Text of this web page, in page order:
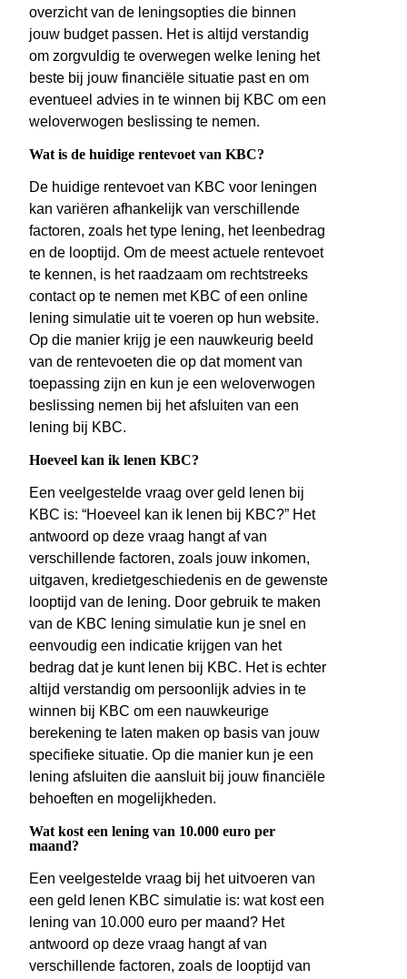
overzicht van de leningsopties die binnen
jouw budget passen. Het is altijd verstandig
om zorgvuldig te overwegen welke lening het
beste bij jouw financiële situatie past en om
eventueel advies in te winnen bij KBC om een
weloverwogen beslissing te nemen.
Wat is de huidige rentevoet van KBC?
De huidige rentevoet van KBC voor leningen
kan variëren afhankelijk van verschillende
factoren, zoals het type lening, het leenbedrag
en de looptijd. Om de meest actuele rentevoet
te kennen, is het raadzaam om rechtstreeks
contact op te nemen met KBC of een online
lening simulatie uit te voeren op hun website.
Op die manier krijg je een nauwkeurig beeld
van de rentevoeten die op dat moment van
toepassing zijn en kun je een weloverwogen
beslissing nemen bij het afsluiten van een
lening bij KBC.
Hoeveel kan ik lenen KBC?
Een veelgestelde vraag over geld lenen bij
KBC is: “Hoeveel kan ik lenen bij KBC?” Het
antwoord op deze vraag hangt af van
verschillende factoren, zoals jouw inkomen,
uitgaven, kredietgeschiedenis en de gewenste
looptijd van de lening. Door gebruik te maken
van de KBC lening simulatie kun je snel en
eenvoudig een indicatie krijgen van het
bedrag dat je kunt lenen bij KBC. Het is echter
altijd verstandig om persoonlijk advies in te
winnen bij KBC om een nauwkeurige
berekening te laten maken op basis van jouw
specifieke situatie. Op die manier kun je een
lening afsluiten die aansluit bij jouw financiële
behoeften en mogelijkheden.
Wat kost een lening van 10.000 euro per
maand?
Een veelgestelde vraag bij het uitvoeren van
een geld lenen KBC simulatie is: wat kost een
lening van 10.000 euro per maand? Het
antwoord op deze vraag hangt af van
verschillende factoren, zoals de looptijd van